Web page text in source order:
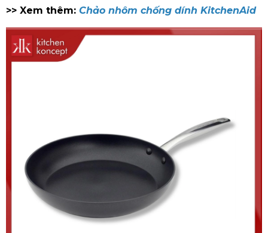
>> Xem thêm: Chảo nhôm chống dính KitchenAid